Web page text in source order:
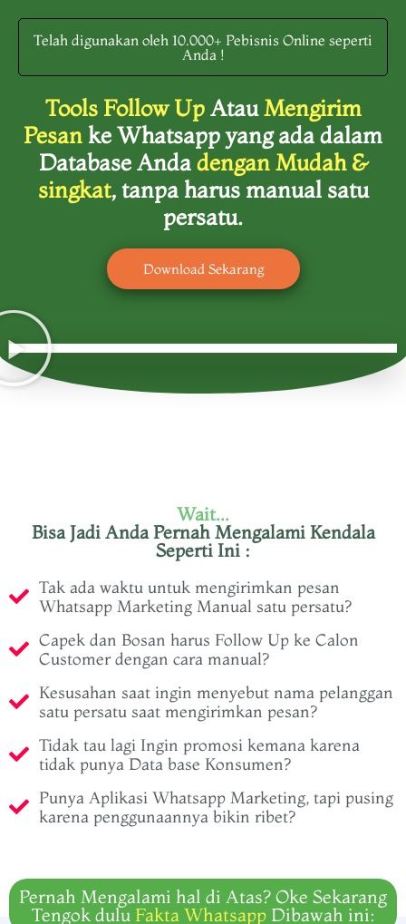
Telah digunakan oleh 10.000+ Pebisnis Online seperti
Anda !
Tools Follow UpAtauMengirim
Pesan ke Whatsapp yang ada dalam
Database Anda dengan Mudah &
singkat, tanpa harus manual satu
persatu.
Download Sekarang
Wait...
Bisa Jadi Anda Pernah Mengalami Kendala
Seperti Ini :
Tak ada waktu untuk mengirimkan pesan
Whatsapp Marketing Manual satu persatu?
Capek dan Bosan harus Follow Up ke Calon
Customer dengan cara manual?
Kesusahan saat ingin menyebut nama pelanggan
satu persatu saat mengirimkan pesan?
Tidak tau lagi Ingin promosi kemana karena
tidak punya Data base Konsumen?
Punya Aplikasi Whatsapp Marketing, tapi pusing
karena penggunaannya bikin ribet?
Pernah Mengalami hal di Atas? Oke Sekarang
Tengok dulu Fakta Whatsapp Dibawah ini: